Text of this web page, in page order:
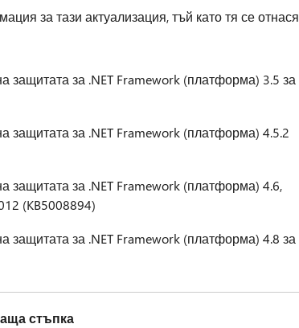
за тази актуализация, тъй като тя се отнася
защитата за .NET Framework (платформа) 3.5 за
защитата за .NET Framework (платформа) 4.5.2
защитата за .NET Framework (платформа) 4.6,
(KB5008894)
защитата за .NET Framework (платформа) 4.8 за
стъпка